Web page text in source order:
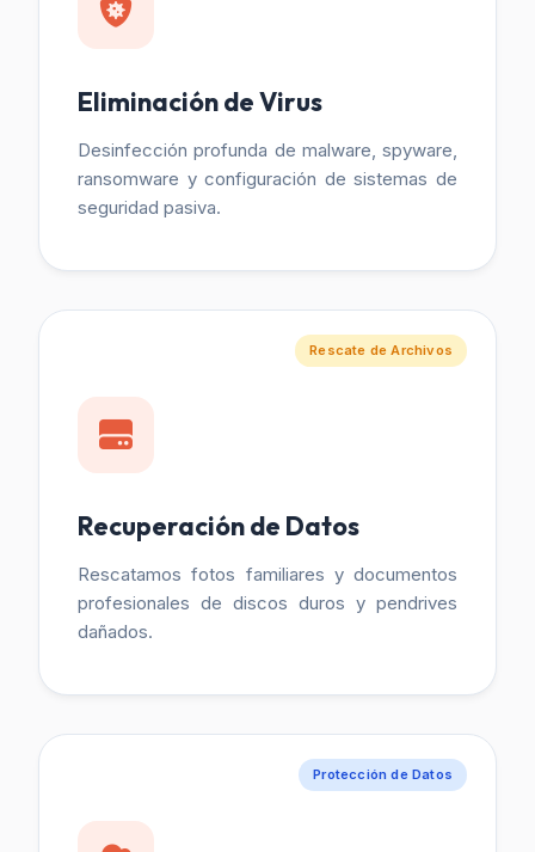
Eliminación de Virus
Desinfección profunda de malware, spyware,
ransomware y configuración de sistemas de
seguridad pasiva.
Rescate de Archivos
Recuperación de Datos
Rescatamos fotos familiares y documentos
profesionales de discos duros y pendrives
dañados.
Protección de Datos